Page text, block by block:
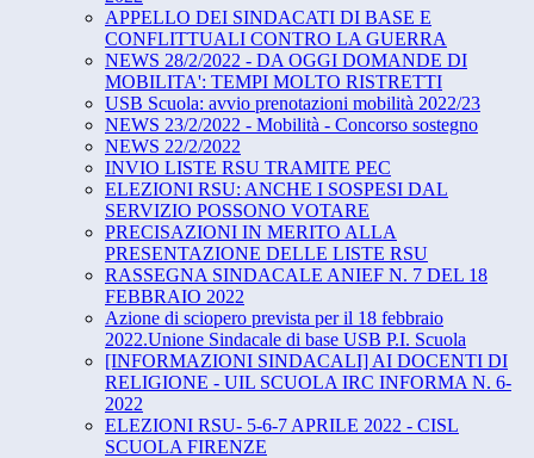
APPELLO DEI SINDACATI DI BASE E
CONFLITTUALI CONTRO LA GUERRA
NEWS 28/2/2022 - DA OGGI DOMANDE DI
MOBILITA': TEMPI MOLTO RISTRETTI
USB Scuola: avvio prenotazioni mobilità 2022/23
NEWS 23/2/2022 - Mobilità - Concorso sostegno
NEWS 22/2/2022
INVIO LISTE RSU TRAMITE PEC
ELEZIONI RSU: ANCHE I SOSPESI DAL
SERVIZIO POSSONO VOTARE
PRECISAZIONI IN MERITO ALLA
PRESENTAZIONE DELLE LISTE RSU
RASSEGNA SINDACALE ANIEF N. 7 DEL 18
FEBBRAIO 2022
Azione di sciopero prevista per il 18 febbraio
2022.Unione Sindacale di base USB P.I. Scuola
[INFORMAZIONI SINDACALI] AI DOCENTI DI
RELIGIONE - UIL SCUOLA IRC INFORMA N. 6-
2022
ELEZIONI RSU- 5-6-7 APRILE 2022 - CISL
SCUOLA FIRENZE